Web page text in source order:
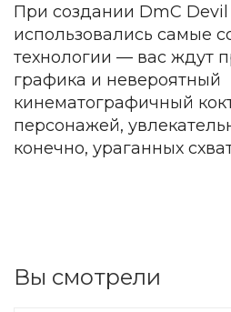
При создании DmC Devil
использовались самые
технологии — вас ждут
графика и невероятный
кинематографичный
персонажей,
конечно, ураганных
Вы смотрели